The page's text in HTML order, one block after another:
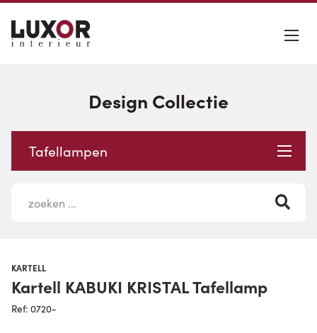
Design Collectie
Tafellampen
KARTELL
Kartell KABUKI KRISTAL Tafellamp
Ref: 0720-